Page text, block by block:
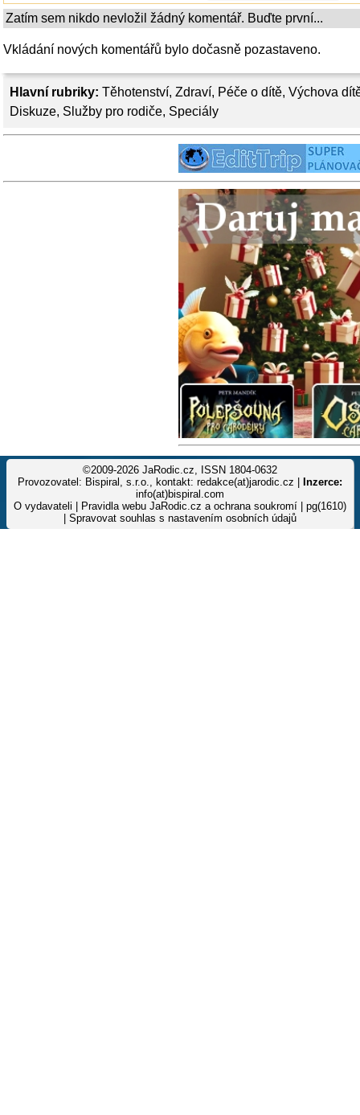
Hlavní rubriky: Těhotenství, Zdraví, Péče o dítě, Výchova
Diskuze, Služby pro rodiče, Speciály
Zatím sem nikdo nevložil žádný komentář. Buďte první...
Vkládání nových komentářů bylo dočasně pozastaveno.
©2009-2026 JaRodic.cz, ISSN 1804-0632
Provozovatel: Bispiral, s.r.o., kontakt: redakce(at)jarodic.cz |
Inzerce:
info(at)bispiral.com
O vydavateli
Pravidla webu JaRodic.cz a ochrana soukromí | pg(1610)
Spravovat souhlas s nastavením osobních údajů